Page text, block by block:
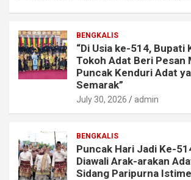
BENGKALIS
“Di Usia ke-514, Bupati
Tokoh Adat Beri Pesan
Puncak Kenduri Adat
Semarak”
July 30, 2026 admin
BENGKALIS
Puncak Hari Jadi Ke-
Diawali Arak-arakan
Sidang Paripurna